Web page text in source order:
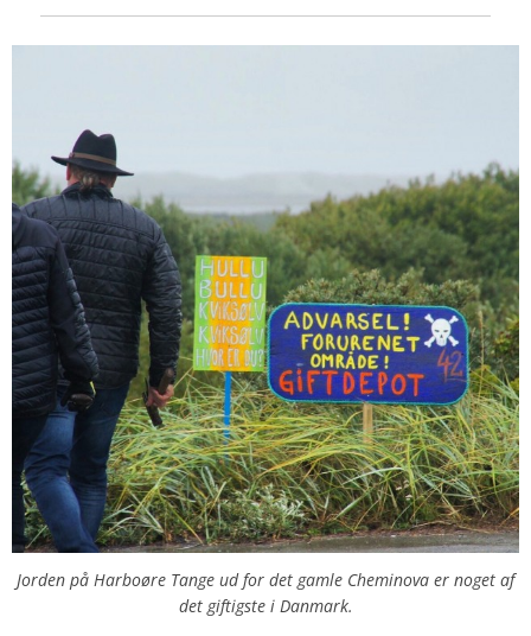
Jorden på Harboøre Tange ud for det gamle Cheminova er noget af
det giftigste i Danmark.